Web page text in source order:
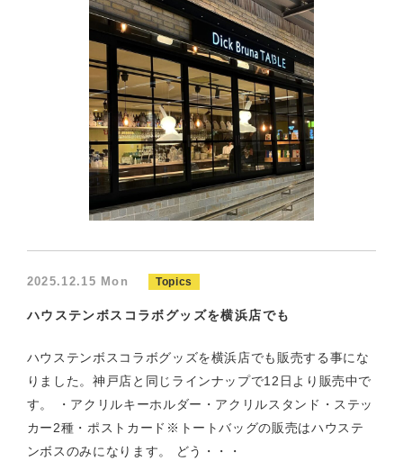
2025.12.15 Mon Topics
ハウステンボスコラボグッズを横浜店でも
ハウステンボスコラボグッズを横浜店でも販売する事にな
りました。神戸店と同じラインナップで12日より販売中で
す。 ・アクリルキーホルダー・アクリルスタンド・ステッ
カー2種・ポストカード※トートバッグの販売はハウステ
ンボスのみになります。 どう・・・